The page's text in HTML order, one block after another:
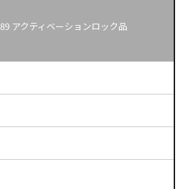
アクティベーションロック品